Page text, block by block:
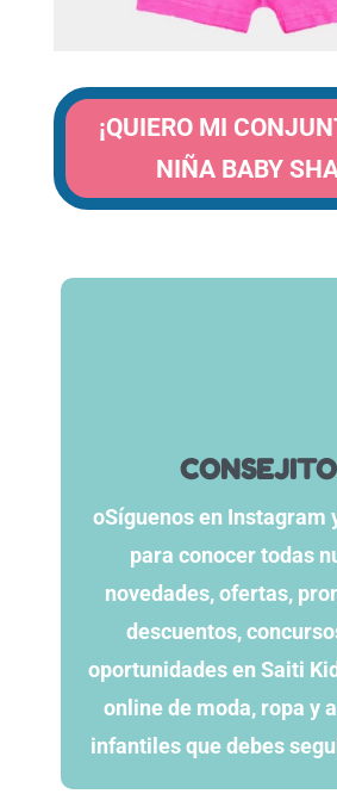
¡QUIERO MI
NIÑA BABY
oSíguenos en Instagram
para conocer todas
novedades, ofertas,
descuentos,
oportunidades en Saiti
online de moda, ropa y
infantiles que debes